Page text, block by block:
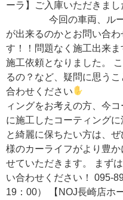
ーラ】ご入庫いただきま
今回の車両、ルーフ
が出来るのかとお問い合
す！！問題なく施工出来
施工依頼となりました。
るの？など、疑問に思う
合わせください
こ
ィングをお考えの方、今
に施工したコーティング
と綺麗に保ちたい方は、
様のカーライフがより豊
せていただきます。 まず
い合わせください！
19：00） 【NOJ長崎店ホ